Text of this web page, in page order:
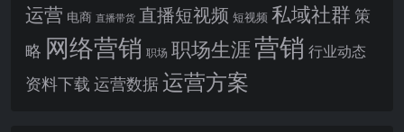
运营 电商 直播带货 直播短视频 短视频 私域社群 策
略 网络营销 职场 职场生涯营销 行业动态
资料下载 运营数据运营方案